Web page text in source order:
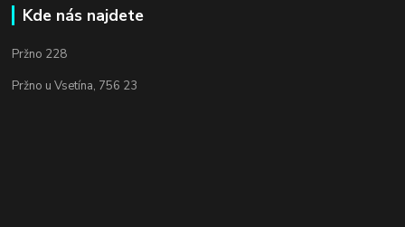
Kde nás najdete
Pržno 228
Pržno u Vsetína, 756 23